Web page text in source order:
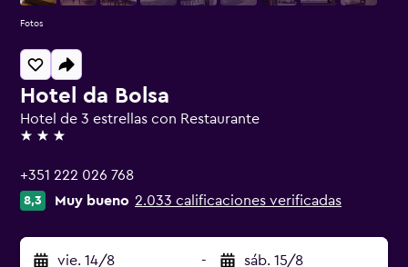
Hotel da Bolsa
Hotel de 3 estrellas con Restaurante
3 estrellas
+351 222 026 768
8,3 Muy bueno 2.033 calificaciones verificadas
vie. 14/8 - sáb. 15/8
Fotos